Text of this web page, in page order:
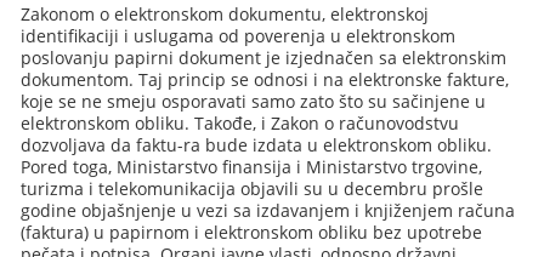
Zakonom o elektronskom dokumentu, elektronskoj
identifikaciji i uslugama od poverenja u elektronskom
poslovanju papirni dokument je izjednačen sa elektronskim
dokumentom. Taj princip se odnosi i na elektronske fakture,
koje se ne smeju osporavati samo zato što su sačinjene u
elektronskom obliku. Takođe, i Zakon o računovodstvu
dozvoljava da faktu-ra bude izdata u elektronskom obliku.
Pored toga, Ministarstvo finansija i Ministarstvo trgovine,
turizma i telekomunikacija objavili su u decembru prošle
godine objašnjenje u vezi sa izdavanjem i knjiženjem računa
(faktura) u papirnom i elektronskom obliku bez upotrebe